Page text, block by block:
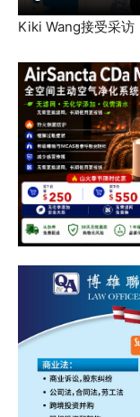
Kiki Wang接受采访